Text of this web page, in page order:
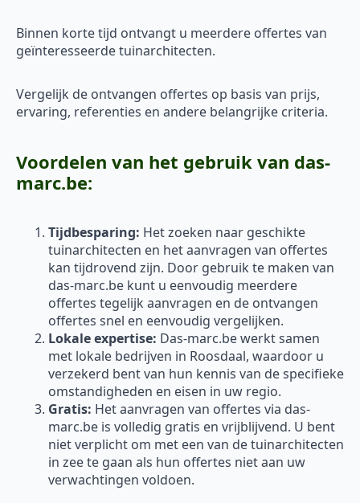
Binnen korte tijd ontvangt u meerdere offertes van
geïnteresseerde tuinarchitecten.
Vergelijk de ontvangen offertes op basis van prijs,
ervaring, referenties en andere belangrijke criteria.
Voordelen van het gebruik van das-
marc.be:
Tijdbesparing: Het zoeken naar geschikte
tuinarchitecten en het aanvragen van offertes
kan tijdrovend zijn. Door gebruik te maken van
das-marc.be kunt u eenvoudig meerdere
offertes tegelijk aanvragen en de ontvangen
offertes snel en eenvoudig vergelijken.
Lokale expertise: Das-marc.be werkt samen
met lokale bedrijven in Roosdaal, waardoor u
verzekerd bent van hun kennis van de specifieke
omstandigheden en eisen in uw regio.
Gratis: Het aanvragen van offertes via das-
marc.be is volledig gratis en vrijblijvend. U bent
niet verplicht om met een van de tuinarchitecten
in zee te gaan als hun offertes niet aan uw
verwachtingen voldoen.